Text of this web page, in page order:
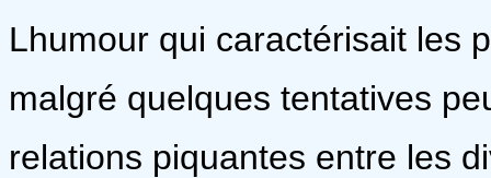
Lhumour qui caractérisait
malgré quelques tentatives
relations piquantes entre les